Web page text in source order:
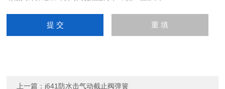
上一篇： j641防水击气动截止阀弹簧